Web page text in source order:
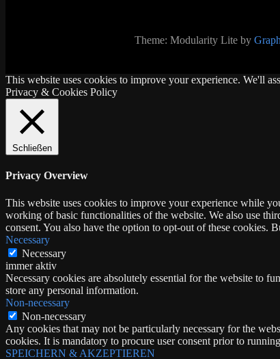
Theme: Modularity Lite by
This website uses cookies to improve your experience. We'll
Privacy & Cookies Policy
Schließen
Privacy Overview
This website uses cookies to improve your experience while
working of basic functionalities of the website. We also use
consent. You also have the option to opt-out of these cookies.
Necessary
Necessary
immer aktiv
Necessary cookies are absolutely essential for the website to
store any personal information.
Non-necessary
Non-necessary
Any cookies that may not be particularly necessary for the
cookies. It is mandatory to procure user consent prior to
SPEICHERN & AKZEPTIEREN